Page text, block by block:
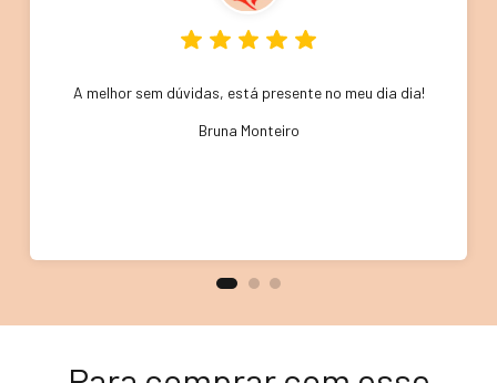
A melhor sem dúvidas, está presente no meu dia dia!
Bruna Monteiro